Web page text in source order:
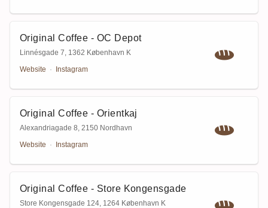
Original Coffee - OC Depot
Linnésgade 7, 1362 København K
Website · Instagram
Original Coffee - Orientkaj
Alexandriagade 8, 2150 Nordhavn
Website · Instagram
Original Coffee - Store Kongensgade
Store Kongensgade 124, 1264 København K